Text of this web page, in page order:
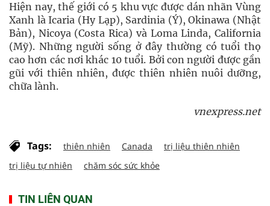
Hiện nay, thế giới có 5 khu vực được dán nhãn Vùng
Xanh là Icaria (Hy Lạp), Sardinia (Ý), Okinawa (Nhật
Bản), Nicoya (Costa Rica) và Loma Linda, California
(Mỹ). Những người sống ở đây thường có tuổi thọ
cao hơn các nơi khác 10 tuổi. Bởi con người được gần
gũi với thiên nhiên, được thiên nhiên nuôi dưỡng,
chữa lành.
vnexpress.net
Tags: thiên nhiên Canada
trị liệu thiên nhiên
trị liệu tự nhiên
chăm sóc sức khỏe
TIN LIÊN QUAN